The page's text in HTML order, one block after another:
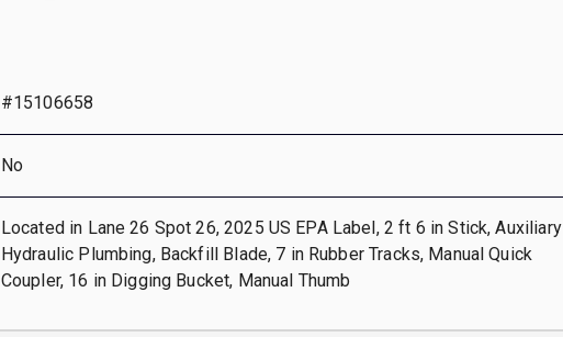
#15106658
No
Located in Lane 26 Spot 26, 2025 US EPA Label, 2 ft 6 in Stick, Auxiliary
Hydraulic Plumbing, Backfill Blade, 7 in Rubber Tracks, Manual Quick
Coupler, 16 in Digging Bucket, Manual Thumb